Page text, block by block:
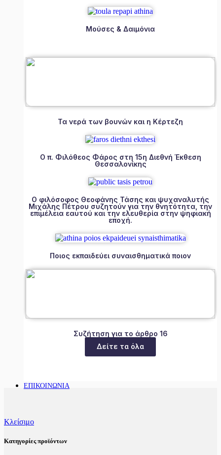
Μούσες & Δαιμόνια
Τα νερά των βουνών και η Κέρτεζη
Ο π. Φιλόθεος Φάρος στη 15η Διεθνή Έκθεση
Θεσσαλονίκης
Ο φιλόσοφος Θεοφάνης Τάσης και ψυχαναλυτής
Μιχάλης Πέτρου συζητούν για την θνητότητα, την
επιμέλεια εαυτού και την ελευθερία στην ψηφιακή
εποχή.
Ποιος εκπαιδεύει συναισθηματικά ποιον
Συζήτηση για το άρθρο 16
Δείτε τα όλα
ΕΠΙΚΟΙΝΩΝΙΑ
Κλείσιμο
Κατηγορίες προϊόντων